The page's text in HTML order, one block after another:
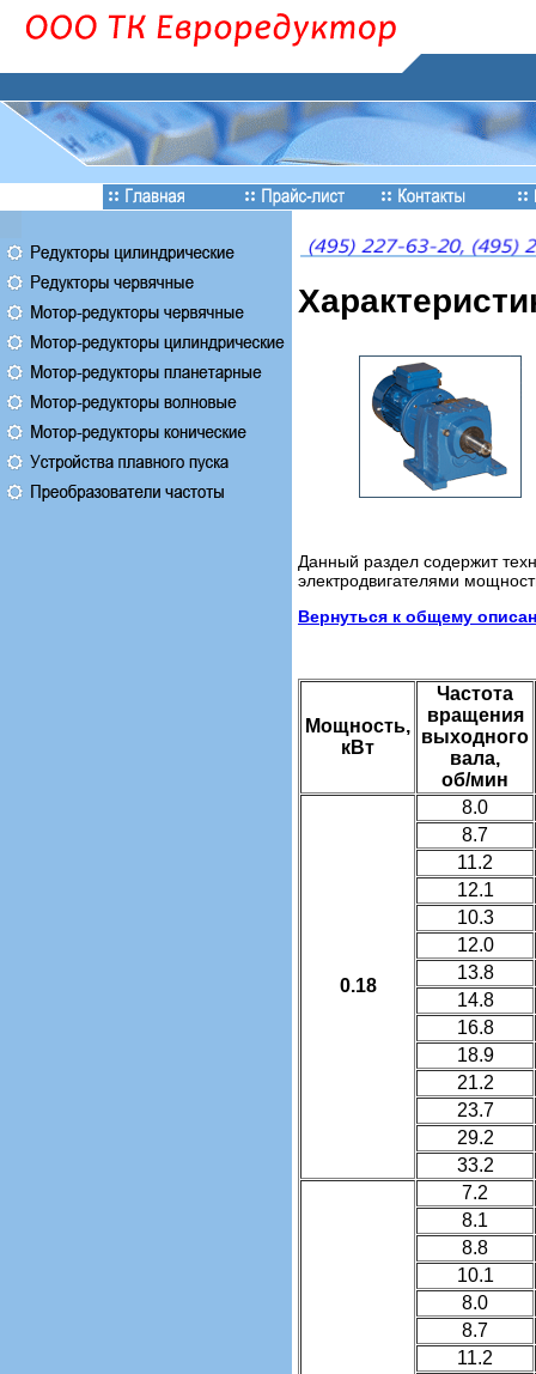
Данный раздел содержит
электродвигателями
Вернуться к общему
Мощность,
кВт
Частота
вращения
выходного
вала,
об/мин
0.18
8.0
8.7
11.2
12.1
10.3
12.0
13.8
14.8
16.8
18.9
21.2
23.7
29.2
33.2
7.2
8.1
8.8
10.1
8.0
8.7
11.2